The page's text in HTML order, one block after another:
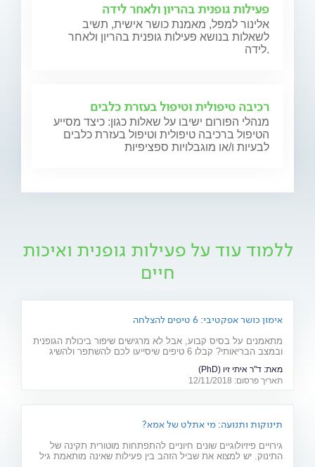
פעילות גופנית בהריון ולאחר לידה
אלינור למפל, מאמנת כושר אישית, תשיב
לשאלות בנושא פעילות גופנית בהריון ולאחר
לידה.
רכיבה טיפולית וטיפול בעזרת כלבים
מנהלי הפורום ישיבו על שאלות כגון: כיצד מסייע
הטיפול ברכיבה טיפולית וטיפול בעזרת כלבים
לבעיות ו/או מוגבלויות ספציפיות
ללמוד עוד על פעילות גופנית ואיכות
חיים
אימון כושר אפקטיבי: 6 טיפים להצלחה
מתאמנים על בסיס קבוע, אבל לא מרגישים שיפור ביכולת הגופנית
ובמצב הבריאותי? קבלו 6 טיפים שיסייעו לכם להשתפר ולהשיג
מאת: ד"ר איתי זיו (PhD)
תאריך פרסום: 12/11/2018
תינוקות ותנועה: מי אתלט של אמא?
גירויים פיזיולוגיים שונים חיוניים להתפתחות מוטורית תקינה של
התינוק. יש למצוא את שביל הזהב בין פעילות שאינה מותאמת גיל